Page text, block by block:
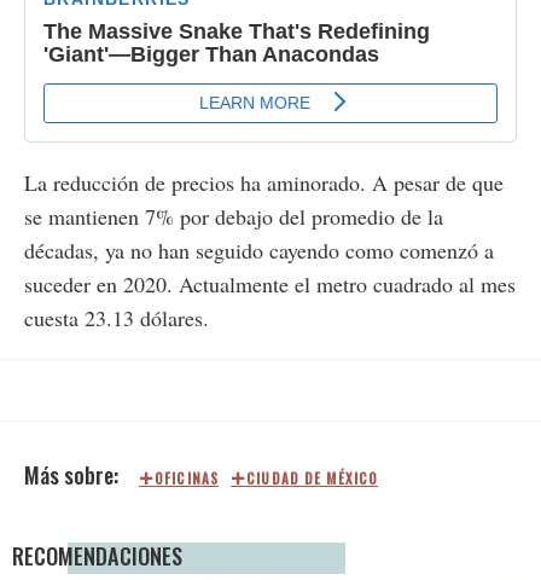
La reducción de precios ha aminorado. A pesar de que
se mantienen 7% por debajo del promedio de la
décadas, ya no han seguido cayendo como comenzó a
suceder en 2020. Actualmente el metro cuadrado al mes
cuesta 23.13 dólares.
OFICINAS CIUDAD DE MÉXICO
RECOMENDACIONES